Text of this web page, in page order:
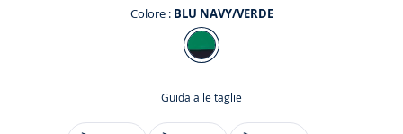
Colore : BLU NAVY/VERDE
Colore
BLU
Guida alle taglie
Taglia